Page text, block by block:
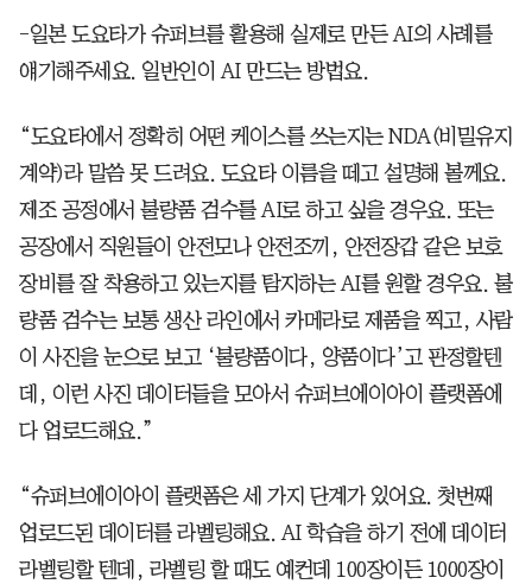
-일본 도요타가 슈퍼브를 활용해 실제로 만든 AI의 사례를
얘기해주세요. 일반인이 AI 만드는 방법요.
“도요타에서 정확히 어떤 케이스를 쓰는지는 NDA(비밀유지
계약)라 말씀 못 드려요. 도요타 이름을 떼고 설명해 볼께요.
제조 공정에서 불량품 검수를 AI로 하고 싶을 경우요. 또는
공장에서 직원들이 안전모나 안전조끼, 안전장갑 같은 보호
장비를 잘 착용하고 있는지를 탐지하는 AI를 원할 경우요. 불
량품 검수는 보통 생산 라인에서 카메라로 제품을 찍고, 사람
이 사진을 눈으로 보고 ‘불량품이다, 양품이다’고 판정할텐
데, 이런 사진 데이터들을 모아서 슈퍼브에이아이 플랫폼에
다 업로드해요.”
“슈퍼브에이아이 플랫폼은 세 가지 단계가 있어요. 첫번째
업로드된 데이터를 라벨링해요. AI 학습을 하기 전에 데이터
라벨링할 텐데, 라벨링 할 때도 예컨데 100장이든 1000장이